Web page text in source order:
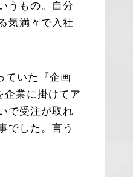
うもの。自分
気満々で入社
ていた『企画
業に掛けてア
で受注が取れ
でした。言う